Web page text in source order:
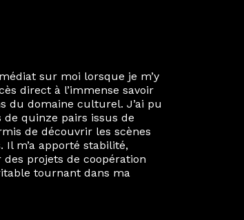
vie professionnelle dans les
année au sein du Diplôme
aussi inattendu que
la salle de classe. En
à collaborer sur des projets
à Kuala Lumpur, Langkawi,
ma vision de curatrice
les disciplines et les
fut celle avec ma